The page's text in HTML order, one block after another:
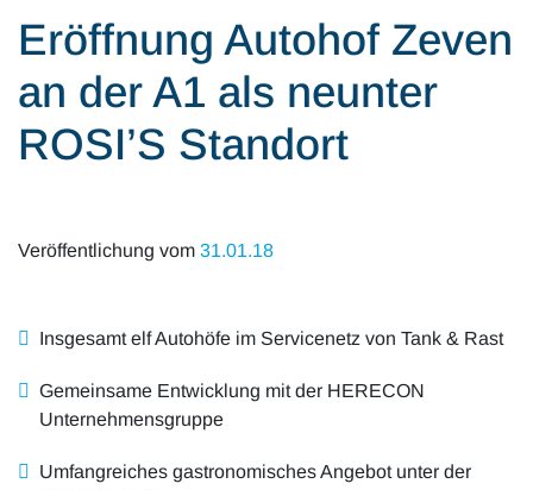
Alle Artikel
Mobilität & Verkehr
Innovation & Arbeit
Audioformate
Karriere
Eröffnung Autohof Zeven
an der A1 als neunter
ROSI’S Standort
Veröffentlichung vom 31.01.18
Insgesamt elf Autohöfe im Servicenetz von Tank & Rast
Gemeinsame Entwicklung mit der HERECON
Unternehmensgruppe
Umfangreiches gastronomisches Angebot unter der